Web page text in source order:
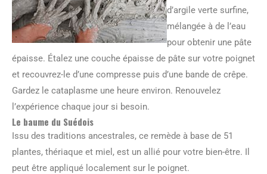
d’argile verte surfine,
mélangée à de l’eau
pour obtenir une pâte
épaisse. Étalez une couche épaisse de pâte sur votre poignet
et recouvrez-le d’une compresse puis d’une bande de crêpe.
Gardez le cataplasme une heure environ. Renouvelez
l’expérience chaque jour si besoin.
Le baume du Suédois
Issu des traditions ancestrales, ce remède à base de 51
plantes, thériaque et miel, est un allié pour votre bien-être. Il
peut être appliqué localement sur le poignet.